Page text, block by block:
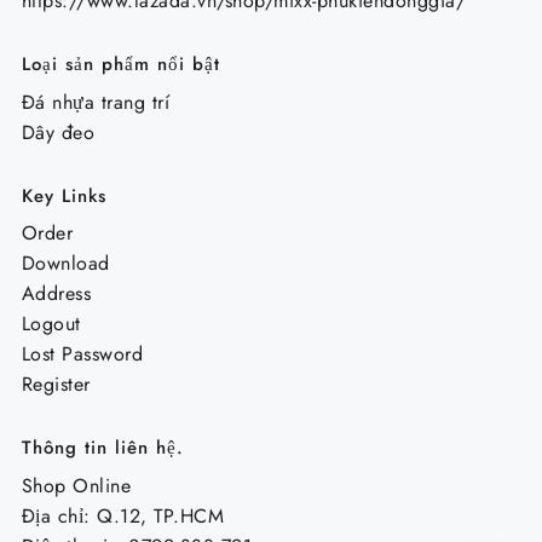
Loại sản phẩm nổi bật
Đá nhựa trang trí
Dây đeo
Key Links
Order
Download
Address
Logout
Lost Password
Register
Thông tin liên hệ.
Shop Online
Địa chỉ: Q.12, TP.HCM